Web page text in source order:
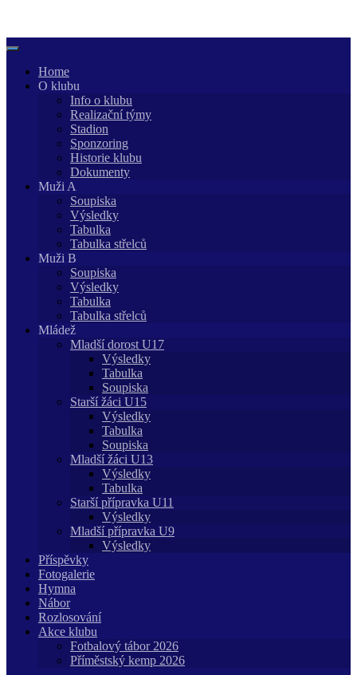
content
Home
O klubu
Info o klubu
Realizační týmy
Stadion
Sponzoring
Historie klubu
Dokumenty
Muži A
Soupiska
Výsledky
Tabulka
Tabulka střelců
Muži B
Soupiska
Výsledky
Tabulka
Tabulka střelců
Mládež
Mladší dorost U17
Výsledky
Tabulka
Soupiska
Starší žáci U15
Výsledky
Tabulka
Soupiska
Mladší žáci U13
Výsledky
Tabulka
Starší přípravka U11
Výsledky
Mladší přípravka U9
Výsledky
Příspěvky
Fotogalerie
Hymna
Nábor
Rozlosování
Akce klubu
Fotbalový tábor 2026
Příměstský kemp 2026